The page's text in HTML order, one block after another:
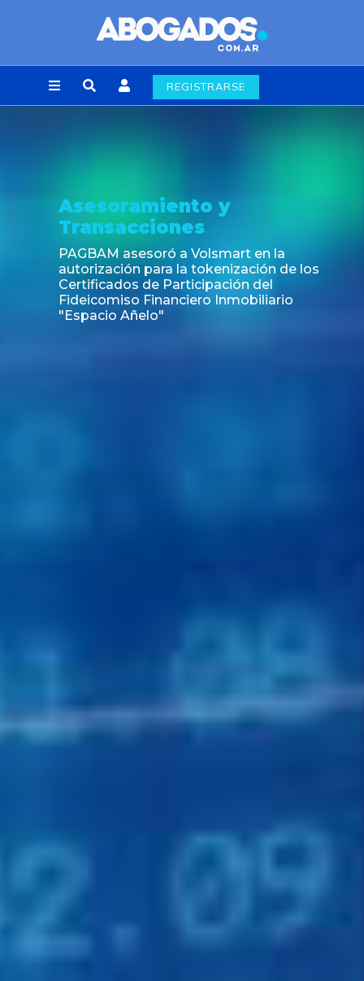
REGISTRARSE
Asesoramiento y
Transacciones
PAGBAM asesoró a Volsmart en la
autorización para la tokenización de los
Certificados de Participación del
Fideicomiso Financiero Inmobiliario
"Espacio Añelo"